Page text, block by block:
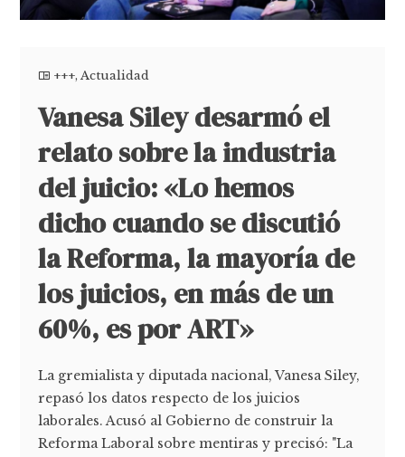
+++,Actualidad
Vanesa Siley desarmó el
relato sobre la industria
del juicio: «Lo hemos
dicho cuando se discutió
la Reforma, la mayoría de
los juicios, en más de un
60%, es por ART»
La gremialista y diputada nacional, Vanesa Siley,
repasó los datos respecto de los juicios
laborales. Acusó al Gobierno de construir la
Reforma Laboral sobre mentiras y precisó: "La